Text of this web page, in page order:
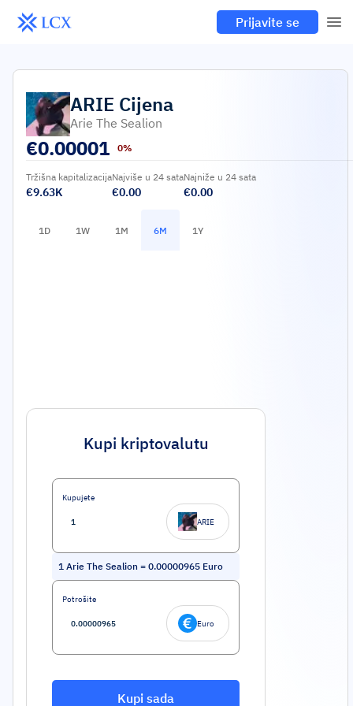
Prijavite se
ARIE Cijena
Arie The Sealion
€0.00001 0%
Tržišna kapitalizacija
€9.63K
Najviše u 24 sata
€0.00
Najniže u 24 sata
€0.00
1D 1W 1M 6M 1Y
Kupi kriptovalutu
Kupujete
ARIE
1 Arie The Sealion = 0.00000965 Euro
Potrošite
Euro
Kupi sada